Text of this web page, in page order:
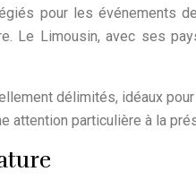
pour les événements
Le Limousin, avec ses
délimités, idéaux
particulière à la